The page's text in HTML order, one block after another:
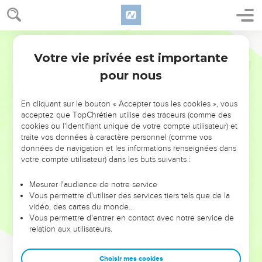
NE MANQUEZ PAS L’ÉVÉNEMENT
DE L’ANNÉE !
ET SI LEURS ERREURS POUVAIENT VOUS ÉVITER LES
VOTRES ?
leur foi ou leur vision. Mais on voit moins les doutes, les erreurs
et les saisons difficiles qu'ils ont traversés, alors même que ce
sont elles qui les ont façonnés.
Dans cette conférence, leaders, entrepreneurs, et responsables
clés pour avancer avec plus de sagesse afin que leurs erreurs
Votre vie privée est importante
pour nous
En cliquant sur le bouton « Accepter tous les cookies », vous
acceptez que TopChrétien utilise des traceurs (comme des
cookies ou l'identifiant unique de votre compte utilisateur) et
traite vos données à caractère personnel (comme vos
données de navigation et les informations renseignées dans
votre compte utilisateur) dans les buts suivants :
Mesurer l'audience de notre service
Vous permettre d'utiliser des services tiers tels que de la
vidéo, des cartes du monde…
Vous permettre d'entrer en contact avec notre service de
relation aux utilisateurs.
Choisir mes cookies